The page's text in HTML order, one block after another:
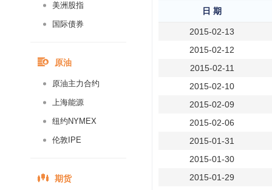
美洲股指
国际债券
原油
原油主力合约
上海能源
纽约NYMEX
伦敦IPE
期货
日 期
2015-02-13
2015-02-12
2015-02-11
2015-02-10
2015-02-09
2015-02-06
2015-01-31
2015-01-30
2015-01-29